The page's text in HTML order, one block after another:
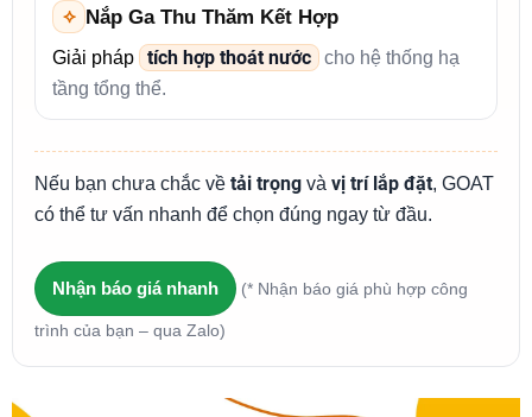
⟡ Nắp Ga Thu Thăm Kết Hợp
Giải pháp tích hợp thoát nước
cho hệ thống hạ
tầng tổng thể.
Nếu bạn chưa chắc về tải trọng và vị trí lắp đặt, GOAT
có thể tư vấn nhanh để chọn đúng ngay từ đầu.
Nhận báo giá nhanh (* Nhận báo giá phù hợp công
trình của bạn – qua Zalo)